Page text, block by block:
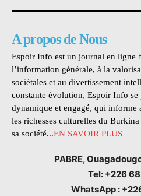
A propos de Nous
Espoir Info est un journal en ligne
l’information générale, à la
sociétales et au divertissement
constante évolution, Espoir Info
dynamique et engagé, qui informe
les richesses culturelles du
sa société...EN SAVOIR PLUS
PABRE,
Tel: +226
WhatsApp :